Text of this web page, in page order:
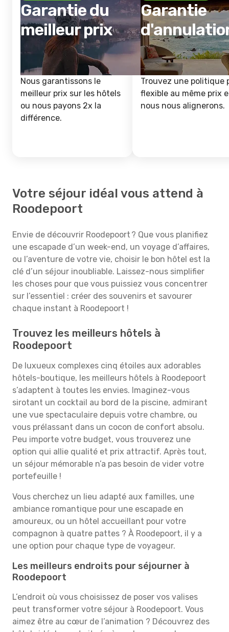
Garantie du
meilleur prix
Nous garantissons le
meilleur prix sur les hôtels
ou nous payons 2x la
différence.
Garantie
Trouvez une politique
flexible au même prix
nous nous alignerons.
Votre séjour idéal vous attend à
Roodepoort
Envie de découvrir Roodepoort ? Que vous planifiez
une escapade d’un week-end, un voyage d’affaires,
ou l’aventure de votre vie, choisir le bon hôtel est la
clé d’un séjour inoubliable. Laissez-nous simplifier
les choses pour que vous puissiez vous concentrer
sur l’essentiel : créer des souvenirs et savourer
chaque instant à Roodepoort !
Trouvez les meilleurs hôtels à
Roodepoort
De luxueux complexes cinq étoiles aux adorables
hôtels-boutique, les meilleurs hôtels à Roodepoort
s’adaptent à toutes les envies. Imaginez-vous
sirotant un cocktail au bord de la piscine, admirant
une vue spectaculaire depuis votre chambre, ou
vous prélassant dans un cocon de confort absolu.
Peu importe votre budget, vous trouverez une
option qui allie qualité et prix attractif. Après tout,
un séjour mémorable n’a pas besoin de vider votre
portefeuille !
Vous cherchez un lieu adapté aux familles, une
ambiance romantique pour une escapade en
amoureux, ou un hôtel accueillant pour votre
compagnon à quatre pattes ? À Roodepoort, il y a
une option pour chaque type de voyageur.
Les meilleurs endroits pour séjourner à
Roodepoort
L’endroit où vous choisissez de poser vos valises
peut transformer votre séjour à Roodepoort. Vous
aimez être au cœur de l’animation ? Découvrez des